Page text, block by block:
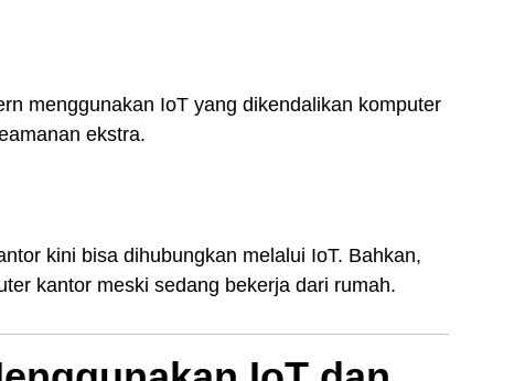
menggunakan IoT yang dikendalikan komputer
ekstra.
kini bisa dihubungkan melalui IoT. Bahkan,
kantor meski sedang bekerja dari rumah.